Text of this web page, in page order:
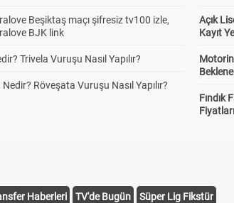
Beşiktaş maçı şifresiz tv100 izle,
BJK link
Trivela Vuruşu Nasıl Yapılır?
Röveşata Vuruşu Nasıl Yapılır?
Açık
Kayıt
Fındık
Haberleri TV'de Bugün Süper Lig Fikstür